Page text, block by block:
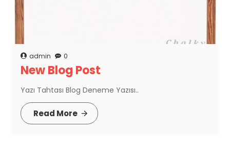
admin 0
New Blog Post
Yazı Tahtası Blog Deneme Yazısı..
Read More